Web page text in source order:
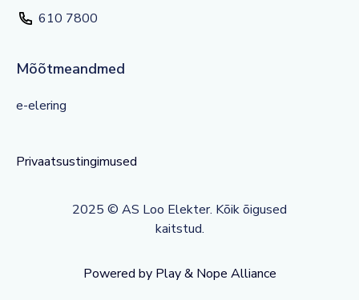
610 7800
Mõõtmeandmed
e-elering
2025 © AS Loo Elekter. Kõik õigused
kaitstud.
Privaatsustingimused
Powered by Play & Nope Alliance